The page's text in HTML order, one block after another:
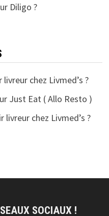
Diligo ?
chez Livmed’s ?
Just Eat ( Allo Resto )
livreur chez Livmed’s ?
SOCIAUX !